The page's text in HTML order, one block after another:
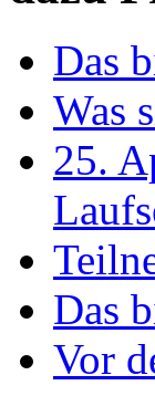
Das
Was
25.
Das
Vor